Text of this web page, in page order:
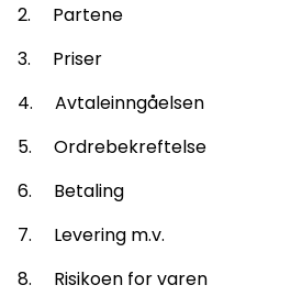
2. Partene
3. Priser
4. Avtaleinngåelsen
5. Ordrebekreftelse
6. Betaling
7. Levering m.v.
8. Risikoen for varen